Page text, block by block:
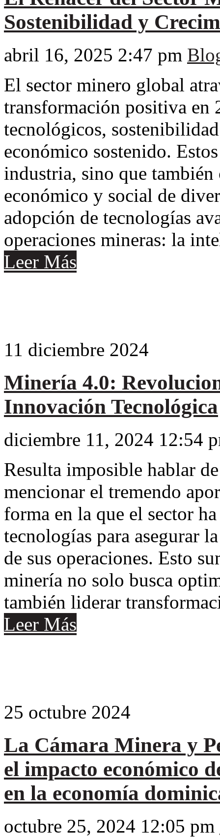
Sostenibilidad y
abril 16, 2025 2:47 pm
El sector minero global
transformación positiva en
tecnológicos,
económico sostenido.
industria, sino que
económico y social de
adopción de tecnologías
operaciones mineras: la
Leer Más
11 diciembre 2024
Minería 4.0:
Innovación Tecnológica
diciembre 11, 2024 12:54
Resulta imposible hablar
mencionar el tremendo
forma en la que el sector
tecnologías para asegurar
de sus operaciones. Esto
minería no solo busca
también liderar
Leer Más
25 octubre 2024
La Cámara Minera y
el impacto económico
en la economía
octubre 25, 2024 12:05 pm